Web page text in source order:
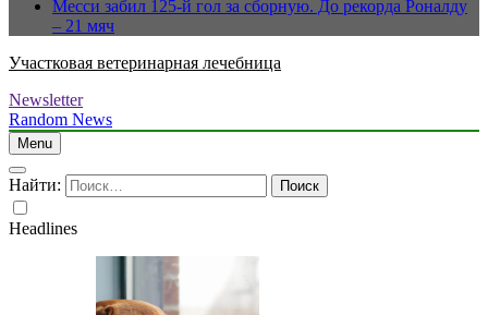
Месси забил 125-й гол за сборную. До рекорда Роналду
– 21 мяч
Участковая ветеринарная лечебница
Newsletter
Random News
Menu
Найти:
Headlines